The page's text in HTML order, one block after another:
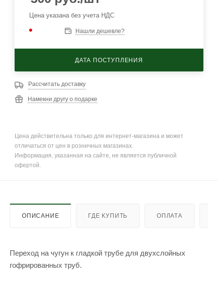
Цена указана без учета НДС
Нашли дешевле?
ДАТА ПОСТУПЛЕНИЯ
Рассчитать доставку
Намекни другу о подарке
Цена действительна только для интернет-магазина и может
отличаться от цен в розничных магазинах.
Информация, указанная на сайте, не является публичной
офертой.
ОПИСАНИЕ ГДЕ КУПИТЬ ОПЛАТА
Переход на чугун к гладкой трубе для двухслойных
гофрированных труб.